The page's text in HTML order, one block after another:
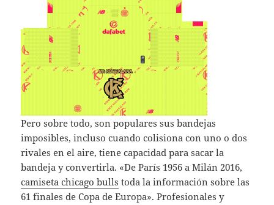
Pero sobre todo, son populares sus bandejas
imposibles, incluso cuando colisiona con uno o dos
rivales en el aire, tiene capacidad para sacar la
bandeja y convertirla. «De París 1956 a Milán 2016,
camiseta chicago bulls toda la información sobre las
61 finales de Copa de Europa». Profesionales y